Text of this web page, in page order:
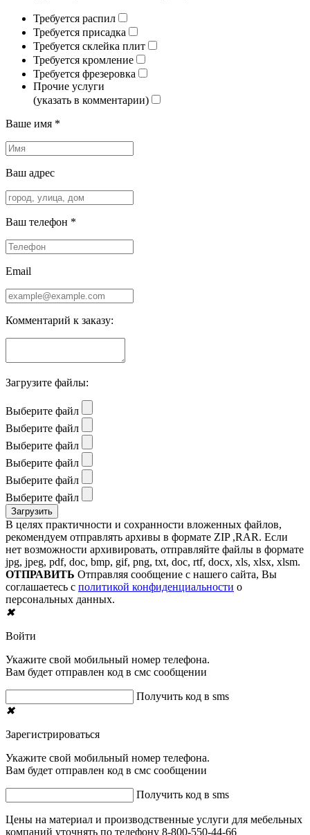
Требуется распил
Требуется присадка
Требуется склейка плит
Требуется кромление
Требуется фрезеровка
Прочие услуги
(указать в комментарии)
Ваше имя *
Ваш адрес
Ваш телефон *
Email
Комментарий к заказу:
Загрузите файлы:
Выберите файл
Выберите файл
Выберите файл
Выберите файл
Выберите файл
Выберите файл
В целях практичности и сохранности вложенных файлов,
рекомендуем отправлять архивы в формате ZIP ,RAR. Если
нет возможности архивировать, отправляйте файлы в формате
jpg, jpeg, pdf, doc, bmp, gif, png, txt, doc, rtf, docx, xls, xlsx, xlsm.
ОТПРАВИТЬ Отправляя сообщение с нашего сайта, Вы
соглашаетесь с политикой конфиденциальности о
персональных данных.
✖
Войти
Укажите свой мобильный номер телефона.
Вам будет отправлен код в смс сообщении
Получить код в sms
✖
Зарегистрироваться
Укажите свой мобильный номер телефона.
Вам будет отправлен код в смс сообщении
Получить код в sms
Цены на материал и производственные услуги для мебельных
компаний уточнять по телефону 8-800-550-44-66